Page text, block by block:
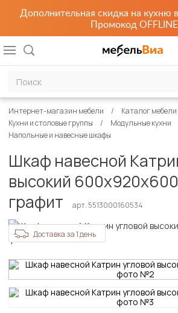
Дополнительная скидка на кухню
Промокод OFFLINE
Интернет-магазин мебели
Каталог мебели
Кухни и столовые группы
Модульные кухни
Напольные и навесные шкафы
Шкаф навесной
высокий
графит
арт. 5513000160534
Доставка за 1 день